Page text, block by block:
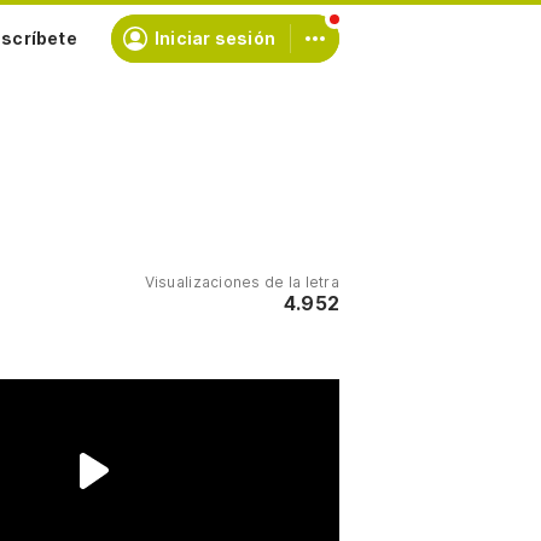
Iniciar sesión
Visualizaciones de la letra
4.952